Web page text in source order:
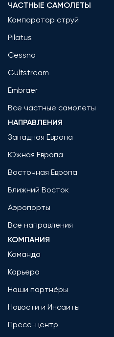
ЧАСТНЫЕ САМОЛЕТЫ
Компаратор струй
Pilatus
Cessna
Gulfstream
Embraer
Все частные самолеты
НАПРАВЛЕНИЯ
Западная Европа
Южная Европа
Восточная Европа
Ближний Восток
Аэропорты
Все направления
КОМПАНИЯ
Команда
Карьера
Наши партнёры
Новости и Инсайты
Пресс-центр